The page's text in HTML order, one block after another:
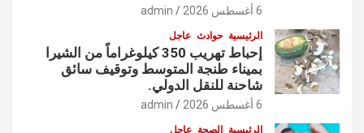
6 أغسطس 2026 admin
الرئيسية حوادث عاجل
إحباط تهريب 350 كيلوغراماً من الشيرا
بميناء طنجة المتوسط وتوقيف سائق
شاحنة للنقل الدولي.
6 أغسطس 2026 admin
الرئيسية الصحة عاجل